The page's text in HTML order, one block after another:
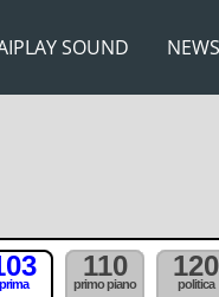
SOUND NEWS
prima
110
primo piano
120
politica